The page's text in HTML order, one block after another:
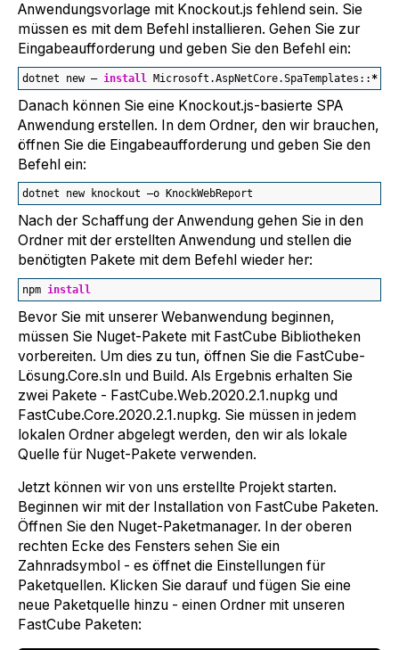
Anwendungsvorlage mit Knockout.js fehlend sein. Sie
müssen es mit dem Befehl installieren. Gehen Sie zur
Eingabeaufforderung und geben Sie den Befehl ein:
dotnet new — install Microsoft.AspNetCore.SpaTemplates::*
Danach können Sie eine Knockout.js-basierte SPA
Anwendung erstellen. In dem Ordner, den wir brauchen,
öffnen Sie die Eingabeaufforderung und geben Sie den
Befehl ein:
dotnet new knockout –o KnockWebReport
Nach der Schaffung der Anwendung gehen Sie in den
Ordner mit der erstellten Anwendung und stellen die
benötigten Pakete mit dem Befehl wieder her:
npm install
Bevor Sie mit unserer Webanwendung beginnen,
müssen Sie Nuget-Pakete mit FastCube Bibliotheken
vorbereiten. Um dies zu tun, öffnen Sie die FastCube-
Lösung.Core.sln und Build. Als Ergebnis erhalten Sie
zwei Pakete - FastCube.Web.2020.2.1.nupkg und
FastCube.Core.2020.2.1.nupkg. Sie müssen in jedem
lokalen Ordner abgelegt werden, den wir als lokale
Quelle für Nuget-Pakete verwenden.
Jetzt können wir von uns erstellte Projekt starten.
Beginnen wir mit der Installation von FastCube Paketen.
Öffnen Sie den Nuget-Paketmanager. In der oberen
rechten Ecke des Fensters sehen Sie ein
Zahnradsymbol - es öffnet die Einstellungen für
Paketquellen. Klicken Sie darauf und fügen Sie eine
neue Paketquelle hinzu - einen Ordner mit unseren
FastCube Paketen: